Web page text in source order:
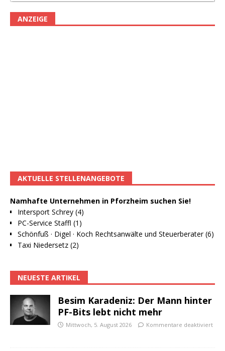
ANZEIGE
AKTUELLE STELLENANGEBOTE
Namhafte Unternehmen in Pforzheim suchen Sie!
Intersport Schrey (4)
PC-Service Staffl (1)
Schönfuß · Digel · Koch Rechtsanwälte und Steuerberater (6)
Taxi Niedersetz (2)
NEUESTE ARTIKEL
Besim Karadeniz: Der Mann hinter
PF-Bits lebt nicht mehr
Mittwoch, 5. August 2026 Kommentare deaktiviert